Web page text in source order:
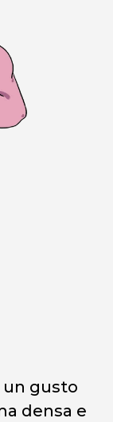
un gusto
densa e